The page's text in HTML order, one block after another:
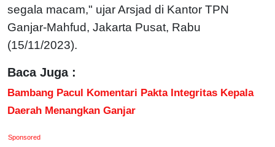
segala macam," ujar Arsjad di Kantor TPN
Ganjar-Mahfud, Jakarta Pusat, Rabu
(15/11/2023).
Baca Juga :
Bambang Pacul Komentari Pakta Integritas Kepala
Daerah Menangkan Ganjar
Sponsored